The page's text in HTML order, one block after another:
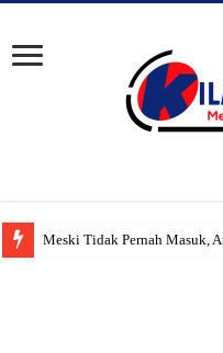
Meski Tidak Pernah Masuk,